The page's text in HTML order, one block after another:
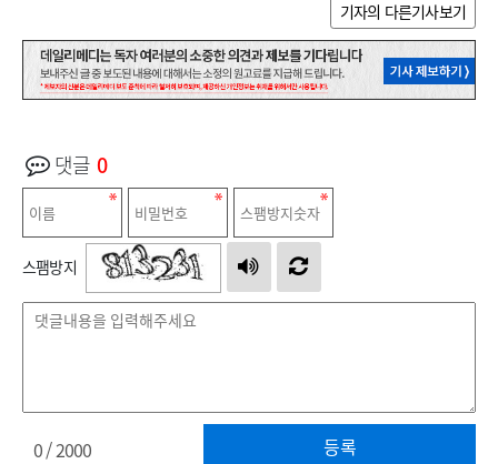
기자의 다른기사보기
댓글 0
스팸방지
등록
0/ 2000